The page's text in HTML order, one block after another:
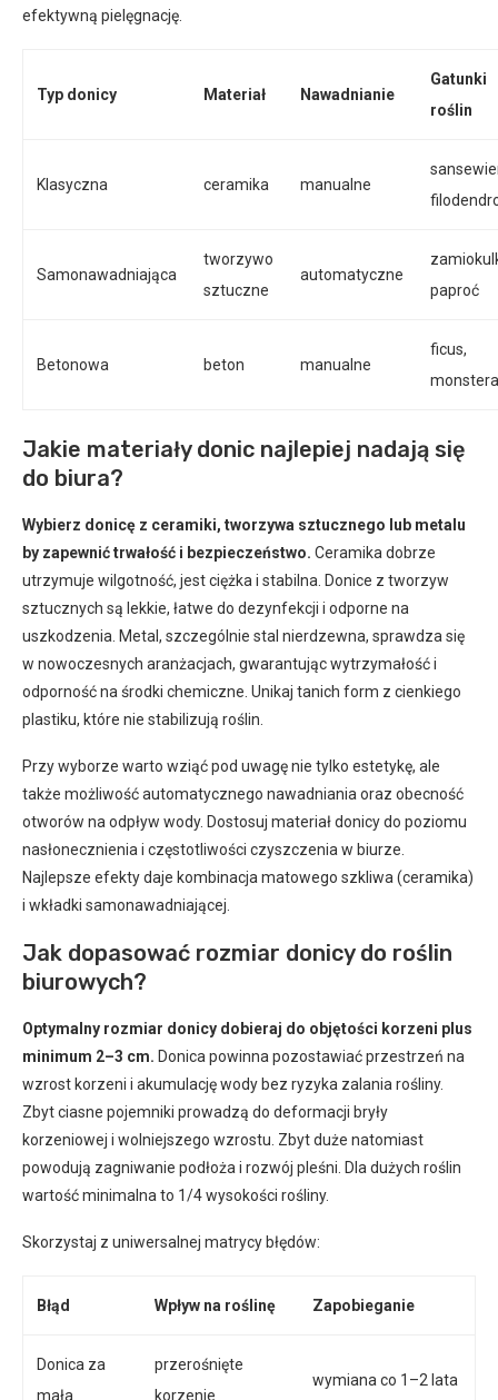
efektywną pielęgnację.
Typ donicy Materiał Nawadnianie
Gatunki
roślin
Klasyczna ceramika manualne
Samonawadniająca
tworzywo
sztuczne
automatyczne
paproć
Betonowa beton manualne
ficus,
monstera
Jakie materiały donic najlepiej nadają się
do biura?
Wybierz donicę z ceramiki, tworzywa sztucznego lub metalu
by zapewnić trwałość i bezpieczeństwo. Ceramika dobrze
utrzymuje wilgotność, jest ciężka i stabilna. Donice z tworzyw
sztucznych są lekkie, łatwe do dezynfekcji i odporne na
uszkodzenia. Metal, szczególnie stal nierdzewna, sprawdza się
w nowoczesnych aranżacjach, gwarantując wytrzymałość i
odporność na środki chemiczne. Unikaj tanich form z cienkiego
plastiku, które nie stabilizują roślin.
Przy wyborze warto wziąć pod uwagę nie tylko estetykę, ale
także możliwość automatycznego nawadniania oraz obecność
otworów na odpływ wody. Dostosuj materiał donicy do poziomu
nasłonecznienia i częstotliwości czyszczenia w biurze.
Najlepsze efekty daje kombinacja matowego szkliwa (ceramika)
i wkładki samonawadniającej.
Jak dopasować rozmiar donicy do roślin
biurowych?
Optymalny rozmiar donicy dobieraj do objętości korzeni plus
minimum 2–3 cm. Donica powinna pozostawiać przestrzeń na
wzrost korzeni i akumulację wody bez ryzyka zalania rośliny.
Zbyt ciasne pojemniki prowadzą do deformacji bryły
korzeniowej i wolniejszego wzrostu. Zbyt duże natomiast
powodują zagniwanie podłoża i rozwój pleśni. Dla dużych roślin
wartość minimalna to 1/4 wysokości rośliny.
Skorzystaj z uniwersalnej matrycy błędów:
Błąd Wpływ na roślinę Zapobieganie
Donica za
mała
przerośnięte
korzenie
wymiana co 1–2 lata